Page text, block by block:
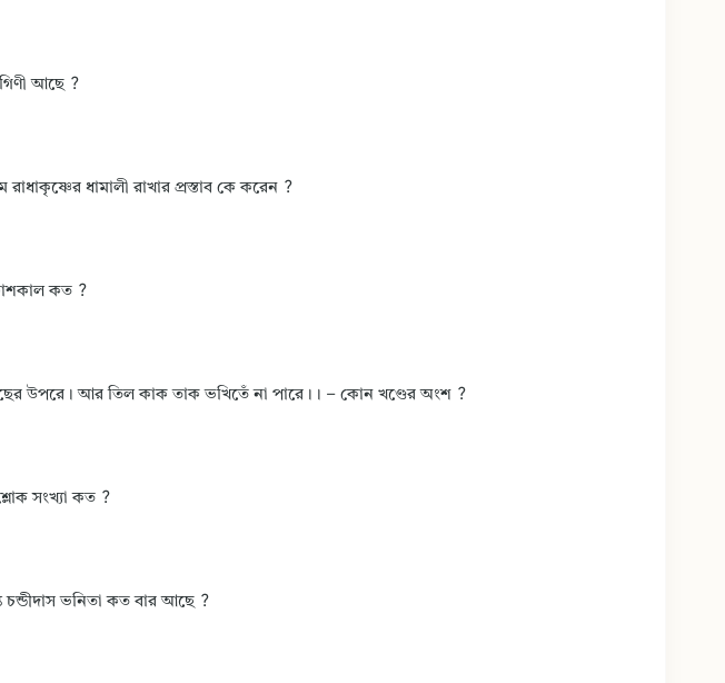
আছে ?
রাধাকৃষ্ণের ধামালী রাখার প্রস্তাব কে করেন ?
কত ?
উপরে। আর তিল কাক তাক ভখিতেঁ না পারে।। – কোন খণ্ডের অংশ ?
সংখ্যা কত ?
চন্ডীদাস ভনিতা কত বার আছে ?